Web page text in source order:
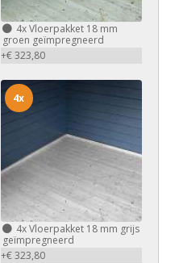
4xVloerpakket 18 mm
groen geïmpregneerd
+€ 323,80
4xVloerpakket 18 mm grijs
geïmpregneerd
+€ 323,80
4x